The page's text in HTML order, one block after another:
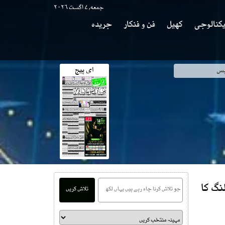
جمعه, ۷ اگست ۲۰۲۶
کھیل فن و فنکار
جریدہ
ای پیج
کا
تلاش کریں